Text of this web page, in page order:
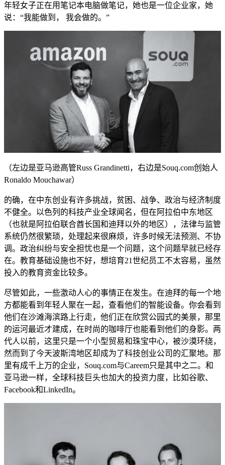
年轻女子正在用笔记本电脑做笔记，她也是一位企业家，她
说：“我能做到， 我会做的。”
（左边是亚马逊高管Russ Grandinetti，右边是Souq.com创始人
Ronaldo Mouchawar）
的确，在中东创业有许多挑战，贫困、战争、政治与经济制度
不健全。以色列的科技产业全球闻名，但在阿拉伯中东地区
（也就是阿拉伯联合酋长国和迪拜以外的地区），法律与监管
系统仍然很繁琐，处理起来很麻烦，许多时候无法预测、不协
调。政治纠纷与安全担忧也是一个问题，这个问题早就已经存
在。教育基础设施也不好，想培育21世纪员工不太容易，虽然
投入的教育资金比较多。
尽管如此，一些激动人心的事情正在发生。在迪拜的每一个地
方都能看到年轻人聚在一起，查看他们的智能设备。你会看到
他们在沙滩海滨路上行走，他们正在欣赏公园式的美景，那里
的运河最近才建成，在时尚的咖啡厅也能看到他们的身影。两
代人以前，这里只是一个小型贸易和珠宝中心，被沙漠环绕，
然而到了今天波斯湾地区却成为了科技创业公司的汇聚地。那
里有成千上万的企业，Souq.com与Careem只是其中之二。和
亚马逊一样，全球科技巨头也加大的投资力度，比如谷歌、
Facebook和LinkedIn。